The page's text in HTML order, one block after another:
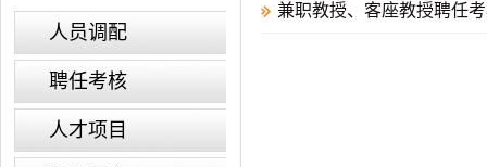
人员调配
聘任考核
人才项目
兼职教授、客座教授聘任